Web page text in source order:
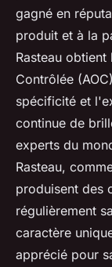
gagné en
produit et à la
Rasteau
Contrôlée
spécificité et
continue de
experts du
Rasteau,
produisent des
régulièrement
caractère
apprécié pour